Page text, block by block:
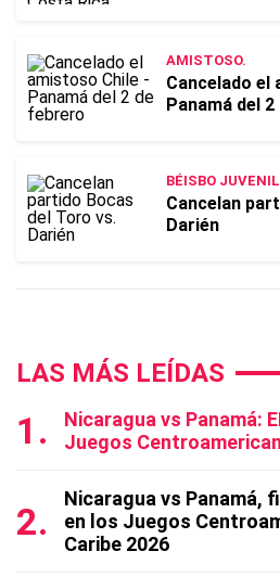
AMISTOSO.
Cancelado el
Panamá del
BÉISBO
Cancelan
Darién
LAS MÁS LEÍDAS
Nicaragua vs Panamá:
Juegos
Nicaragua vs Panamá,
en los Juegos
Caribe 2026